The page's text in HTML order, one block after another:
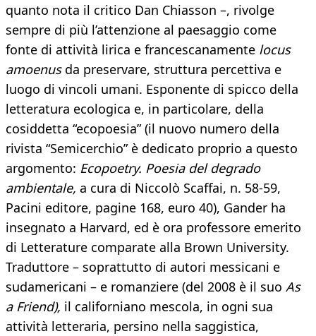
quanto nota il critico Dan Chiasson –, rivolge
sempre di più l’attenzione al paesaggio come
fonte di attività lirica e francescanamente locus
amoenusda preservare, struttura percettiva e
luogo di vincoli umani. Esponente di spicco della
letteratura ecologica e, in particolare, della
cosiddetta “ecopoesia” (il nuovo numero della
rivista “Semicerchio” è dedicato proprio a questo
argomento: Ecopoetry. Poesia del degrado
ambientale, a cura di Niccolò Scaffai, n. 58-59,
Pacini editore, pagine 168, euro 40), Gander ha
insegnato a Harvard, ed è ora professore emerito
di Letterature comparate alla Brown University.
Traduttore – soprattutto di autori messicani e
sudamericani – e romanziere (del 2008 è il suo As
a Friend), il californiano mescola, in ogni sua
attività letteraria, persino nella saggistica,